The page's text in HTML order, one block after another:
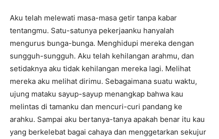
Aku telah melewati masa-masa getir tanpa kabar
tentangmu. Satu-satunya pekerjaanku hanyalah
mengurus bunga-bunga. Menghidupi mereka dengan
sungguh-sungguh. Aku telah kehilangan arahmu, dan
setidaknya aku tidak kehilangan mereka lagi. Melihat
mereka aku melihat dirimu. Sebagaimana suatu waktu,
ujung mataku sayup-sayup menangkap bahwa kau
melintas di tamanku dan mencuri-curi pandang ke
arahku. Sampai aku bertanya-tanya apakah benar itu kau
yang berkelebat bagai cahaya dan menggetarkan sekujur